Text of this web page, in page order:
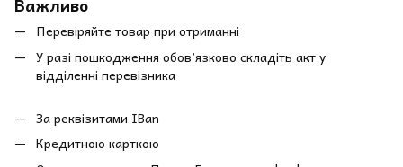
Перевіряйте товар при отриманні
У разі пошкодження обов’язково складіть акт у
відділенні перевізника
За реквізитами IBan
Кредитною карткою